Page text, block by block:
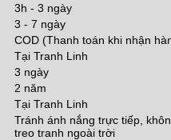
3h - 3 ngày
3 - 7 ngày
COD (Thanh toán khi nhận
Tại Tranh Linh
3 ngày
2 năm
Tại Tranh Linh
Tránh ánh nắng trực tiếp,
treo tranh ngoài trời